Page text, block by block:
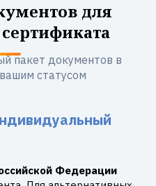
для
пакет документов в
статусом
Федерации